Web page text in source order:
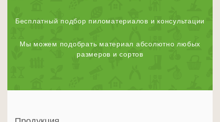
Бесплатный подбор пиломатериалов и консультации
Мы можем подобрать материал абсолютно любых
размеров и сортов